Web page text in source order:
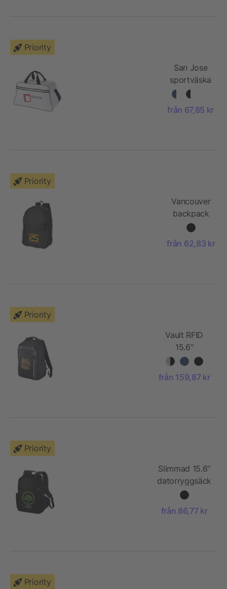
Priority
San Jose
sportväska
från 67,85 kr
Priority
Vancouver
backpack
white
från 62,83 kr
Priority
Vault RFID
15.6"
datorryggsäck
från 159,87 kr
Priority
Slimmad 15.6"
datorryggsäck
från 86,77 kr
Priority